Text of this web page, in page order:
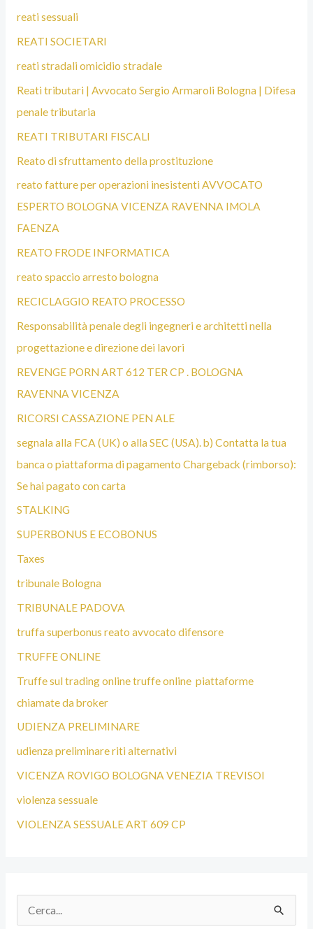
reati sessuali
REATI SOCIETARI
reati stradali omicidio stradale
Reati tributari | Avvocato Sergio Armaroli Bologna | Difesa
penale tributaria
REATI TRIBUTARI FISCALI
Reato di sfruttamento della prostituzione
reato fatture per operazioni inesistenti AVVOCATO
ESPERTO BOLOGNA VICENZA RAVENNA IMOLA
FAENZA
REATO FRODE INFORMATICA
reato spaccio arresto bologna
RECICLAGGIO REATO PROCESSO
Responsabilità penale degli ingegneri e architetti nella
progettazione e direzione dei lavori
REVENGE PORN ART 612 TER CP . BOLOGNA
RAVENNA VICENZA
RICORSI CASSAZIONE PEN ALE
segnala alla FCA (UK) o alla SEC (USA). b) Contatta la tua
banca o piattaforma di pagamento Chargeback (rimborso):
Se hai pagato con carta
STALKING
SUPERBONUS E ECOBONUS
Taxes
tribunale Bologna
TRIBUNALE PADOVA
truffa superbonus reato avvocato difensore
TRUFFE ONLINE
Truffe sul trading online truffe online piattaforme
chiamate da broker
UDIENZA PRELIMINARE
udienza preliminare riti alternativi
VICENZA ROVIGO BOLOGNA VENEZIA TREVISOI
violenza sessuale
VIOLENZA SESSUALE ART 609 CP